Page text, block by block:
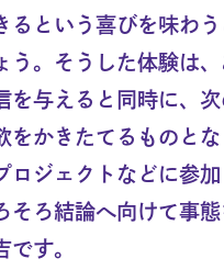
るという喜びを味わ
う。そうした体験は、
を与えると同時に、
をかきたてるものとな
ロジェクトなどに参
そろ結論へ向けて事
です。